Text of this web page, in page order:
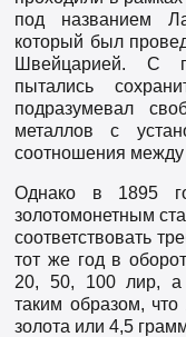
под названием
который был
Швейцарией. С
пытались
подразумевал
металлов с
соотношения между
Однако в 1895
золотомонетным
соответствовать
тот же год в
20, 50, 100 лир, а
таким образом,
золота или 4,5